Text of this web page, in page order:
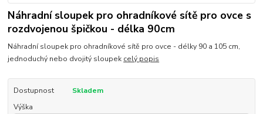
Náhradní sloupek pro ohradníkové sítě pro ovce s
rozdvojenou špičkou - délka 90cm
Náhradní sloupek pro ohradníkové sítě pro ovce - délky 90 a 105 cm,
jednoduchý nebo dvojitý sloupek celý popis
Dostupnost
Skladem
Výška